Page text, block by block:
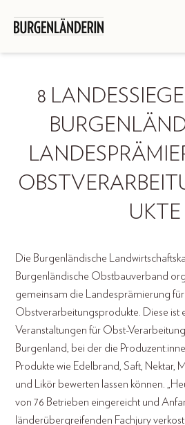
8
UKTE
Die Burgenländische
Burgenländische Obstbauverband
gemeinsam die Landesprämierung für
Obstverarbeitungsprodukte. Diese ist
Veranstaltungen für Obst-
Burgenland, bei der die
Produkte wie Edelbrand, Saft, Nektar,
und Likör bewerten lassen können.
von 76 Betrieben eingereicht und
länderübergreifenden Fachjury